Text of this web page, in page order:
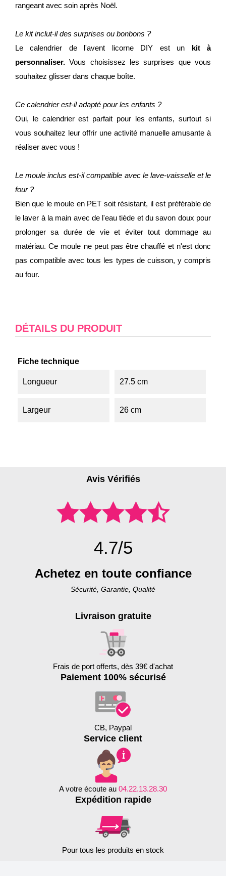
rangeant avec soin après Noël.
Le kit inclut-il des surprises ou bonbons ?
Le calendrier de l'avent licorne DIY est un kit à
personnaliser. Vous choisissez les surprises que vous
souhaitez glisser dans chaque boîte.
Ce calendrier est-il adapté pour les enfants ?
Oui, le calendrier est parfait pour les enfants, surtout si
vous souhaitez leur offrir une activité manuelle amusante à
réaliser avec vous !
Le moule inclus est-il compatible avec le lave-vaisselle et le
four ?
Bien que le moule en PET soit résistant, il est préférable de
le laver à la main avec de l'eau tiède et du savon doux pour
prolonger sa durée de vie et éviter tout dommage au
matériau. Ce moule ne peut pas être chauffé et n'est donc
pas compatible avec tous les types de cuisson, y compris
au four.
DÉTAILS DU PRODUIT
Fiche technique
Longueur 27.5 cm
Largeur 26 cm
Avis Vérifiés
4.7/5
Achetez en toute confiance
Sécurité, Garantie, Qualité
Livraison gratuite
Frais de port offerts, dès 39€ d'achat
Paiement 100% sécurisé
CB, Paypal
Service client
A votre écoute au 04.22.13.28.30
Expédition rapide
Pour tous les produits en stock